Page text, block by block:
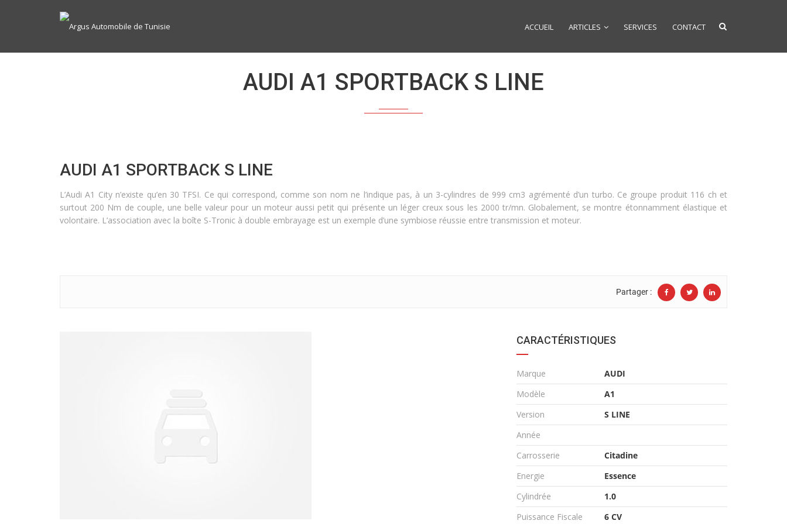
ACCUEIL ARTICLES SERVICES CONTACT
AUDI A1 SPORTBACK S LINE
AUDI A1 SPORTBACK S LINE
L’Audi A1 City n’existe qu’en 30 TFSI. Ce qui correspond, comme son nom ne l’indique pas, à un 3-cylindres de 999 cm3 agrémenté d’un turbo. Ce groupe produit 116 ch et
surtout 200 Nm de couple, une belle valeur pour un moteur aussi petit qui présente un léger creux sous les 2000 tr/mn. Globalement, se montre étonnamment élastique et
volontaire. L’association avec la boîte S-Tronic à double embrayage est un exemple d’une symbiose réussie entre transmission et moteur.
Partager :
CARACTÉRISTIQUES
Marque
AUDI
Modèle
A1
Version
S LINE
Année
Carrosserie
Citadine
Energie
Essence
Cylindrée
1.0
Puissance Fiscale
6 CV